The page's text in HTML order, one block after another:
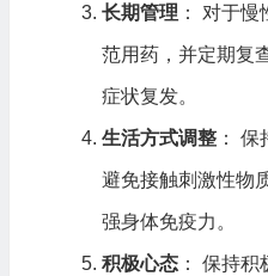
长期管理 ： 对于
范用药，并定期复
症状复发。
生活方式调整： 保
避免接触刺激性物
强身体免疫力。
积极心态： 保持积